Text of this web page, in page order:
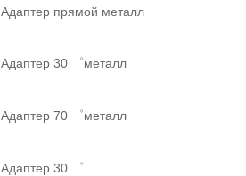
Адаптер прямой металл
Адаптер 30 ゜металл
Адаптер 70 ゜металл
Адаптер 30 ゜